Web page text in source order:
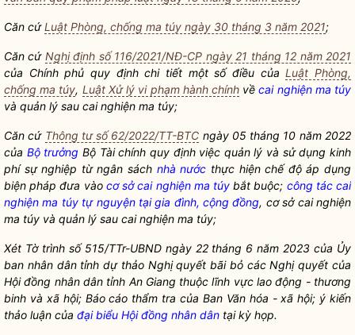
Căn cứLuật Phòng, chống ma túy ngày 30 tháng 3 năm 2021;
Căn cứ Nghị định số 116/2021/NĐ-CP ngày 21 tháng 12 năm 2021
của Chính phủ quy định chi tiết một số điều củaLuật Phòng,
chống ma túy, Luật Xử lý vi phạm hành chínhvềcai nghiện ma túy
và quản lý sau cai nghiện ma túy;
Căn cứ Thông tư số 62/2022/TT-BTC ngày 05 tháng 10 năm 2022
của Bộ trưởng Bộ Tài chính quy định việc quản lý và sử dụng kinh
phí sự nghiệp từ ngân sách nhà nước thực hiện chế độ áp dụng
biện pháp đưa vào cơ sở cai nghiện ma túybắt buộc; công tác cai
nghiện ma túy tự nguyện tại gia đình, cộng đồng, cơ sở cai nghiện
ma túy và quản lý sau cai nghiện ma túy;
Xét Tờ trình số 515/TTr-UBND ngày 22 tháng 6 năm 2023 của Ủy
ban nhân dân tỉnh dự thảo Nghị quyết bãi bỏ cácNghị quyết của
Hội đồng nhân dân tỉnh An Giang thuộc lĩnh vực lao động - thương
binh và xã hội; Báo cáo thẩm tra của Ban Văn hóa - xã hội; ý kiến
thảo luận của đại biểu Hội đồng nhân dân tại kỳ họp.